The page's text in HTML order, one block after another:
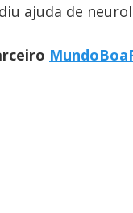
ajuda de